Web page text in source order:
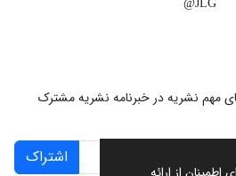
JLG@
مهم نشریه در خبرنامه نشریه مشترک
اشتراک